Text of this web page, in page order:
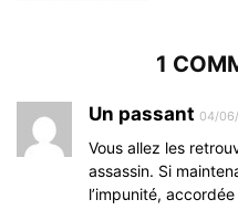
1
Un passant 04/
Vous allez les
assassin. Si
l’impunité,